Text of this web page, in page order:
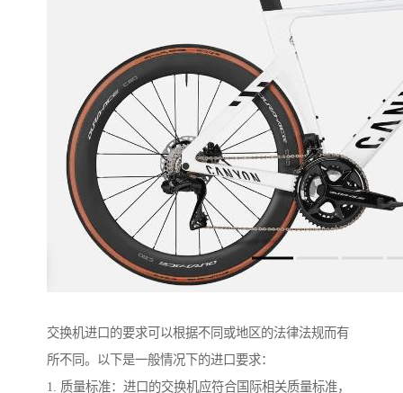
交换机进口的要求可以根据不同或地区的法律法规而有
所不同。以下是一般情况下的进口要求：
1. 质量标准：进口的交换机应符合国际相关质量标准，